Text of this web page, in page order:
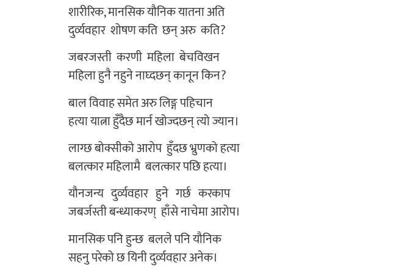
शारीरिक, मानसिक यौनिक यातना अति
दुर्व्यवहार शोषण कति छन् अरु कति?
जबरजस्ती करणी महिला बेचविखन
महिला हुनै नहुने नाघ्दछन् कानून किन?
बाल विवाह समेत अरु लिङ्ग पहिचान
हत्या यात्ना हुँदैछ मार्न खोज्दछन् त्यो ज्यान।
लाग्छ बोक्सीको आरोप हुँदछ भ्रुणको हत्या
बलत्कार महिलामै बलत्कार पछि हत्या।
यौनजन्य दुर्व्यवहार हुने गर्छ करकाप
जबर्जस्ती बन्ध्याकरण् हाँसे नाचेमा आरोप।
मानसिक पनि हुन्छ बलले पनि यौनिक
सहनु परेको छ यिनी दुर्व्यवहार अनेक।